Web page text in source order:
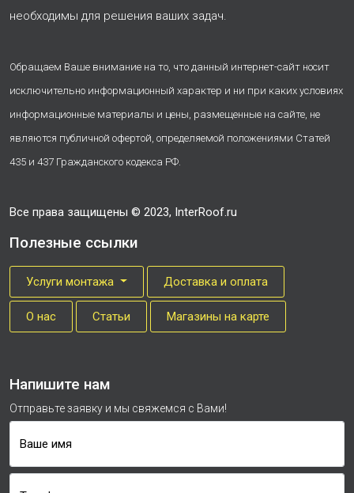
необходимы для решения ваших задач.
Обращаем Ваше внимание на то, что данный интернет-сайт носит
исключительно информационный характер и ни при каких условиях
информационные материалы и цены, размещенные на сайте, не
являются публичной офертой, определяемой положениями Статей
435 и 437 Гражданского кодекса РФ.
Все права защищены © 2023, InterRoof.ru
Полезные ссылки
Услуги монтажа Доставка и оплата
О нас Cтатьи Магазины на карте
Напишите нам
Отправьте заявку и мы свяжемся с Вами!
Ваше имя